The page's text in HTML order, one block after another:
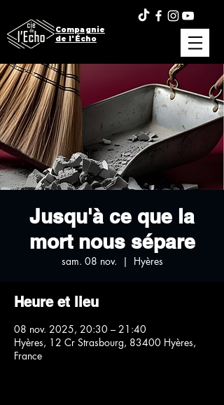
Compagnie
de l'Écho
Jusqu'à ce que la
mort nous sépare
sam. 08 nov.
  |
Hyères
Heure et lieu
08 nov. 2025, 20:30 – 21:40
Hyères, 12 Cr Strasbourg, 83400 Hyères,
France